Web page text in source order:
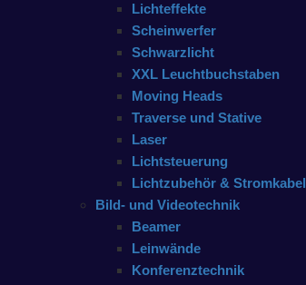
Lichteffekte
Scheinwerfer
Schwarzlicht
XXL Leuchtbuchstaben
Moving Heads
Traverse und Stative
Laser
Lichtsteuerung
Lichtzubehör & Stromkabel
Bild- und Videotechnik
Beamer
Leinwände
Konferenztechnik